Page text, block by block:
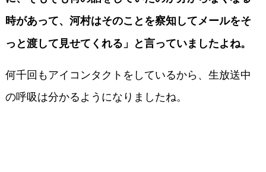
時があって、河村はそのことを察知してメールをそ
っと渡して見せてくれる」と言っていましたよね。
何千回もアイコンタクトをしているから、生放送中
の呼吸は分かるようになりましたね。